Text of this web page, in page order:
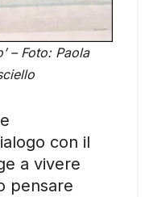
– Foto: Paola
con il
a vivere
pensare